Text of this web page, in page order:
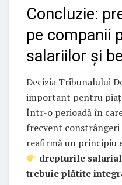
Concluzie:
pe companii
salariilor și
Decizia Tribunalului
important pentru
Într-o perioadă în
frecvent
reafirmă un principiu
drepturile
trebuie plătite